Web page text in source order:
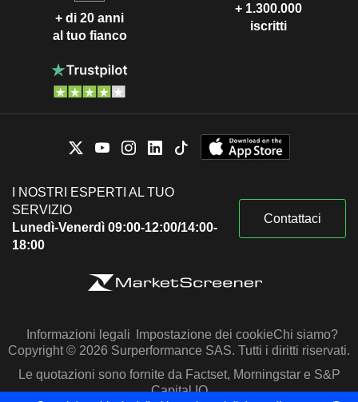
+ di 20 anni
al tuo fianco
+ 1.300.000
iscritti
I NOSTRI ESPERTI AL TUO
SERVIZIO
Lunedì-Venerdì 09:00-12:00/14:00-
18:00
Contattaci
Informazioni legali Impostazione dei cookieChi siamo?
Copyright © 2026 Surperformance SAS. Tutti i diritti riservati.
Le quotazioni sono fornite da Factset, Morningstar e S&P
Capital IQ